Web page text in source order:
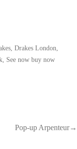
, Drakes London,
, See now buy now
Pop-up Arpenteur→